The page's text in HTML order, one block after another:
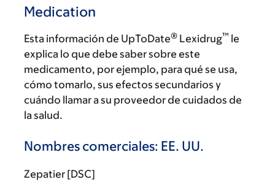
Medication
Esta información de UpToDate® Lexidrug™ le
explica lo que debe saber sobre este
medicamento, por ejemplo, para qué se usa,
cómo tomarlo, sus efectos secundarios y
cuándo llamar a su proveedor de cuidados de
la salud.
Nombres comerciales: EE. UU.
Zepatier [DSC]